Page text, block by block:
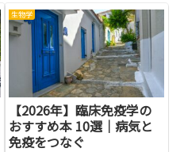
生物学
【2026年】臨床免疫学の
おすすめ本 10選｜病気と
免疫をつなぐ